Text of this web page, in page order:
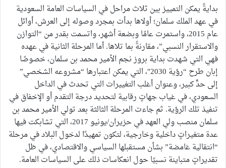
بدايةً يمكن التمييز بين ثلاث مراحل في السياسات العامة السعودية
في عهد الملك سلمان؛ أولاها بدأت بمجرد وصوله إلى العرش، أوائل
عام 2015، واستمرت عامًا وبضعة أشهر، واتسمت بقدر من “التوازن
والاستقرار النسبي”، مقارنةً بما تلاها. أما المرحلة الثانية في عهده
فهي التي شهدت بداية بروز نجم الأمير محمد بن سلمان، خصوصًا
إبان طرح “رؤية 2030″، التي يمكن اعتبارها “مشروعه الشخصي”
إلى حدٍّ كبير، وعنوان أغلب التغييرات التي تحدث في الداخل
السعودي، في غياب جهاتٍ رقابية لتحديد درجة التقدم أو الإخفاق في
تنفيذ تلك الرؤية. ثم جاءت المرحلة الثالثة بعد تولي الأمير محمد بن
سلمان منصب ولي العهد في حزيران/يونيو 2017، التي تشابكت فيها
عدة متغيراتٍ داخلية وخارجية، لتكون تمهيدًا لدخول البلاد في مرحلة
“انتقالية غامضة” بشأن مستقبلها السياسي والاقتصادي، في ظل
تقديراتٍ متباينة نسبيًا حول انعكاسات ذلك على السياسات العامة.